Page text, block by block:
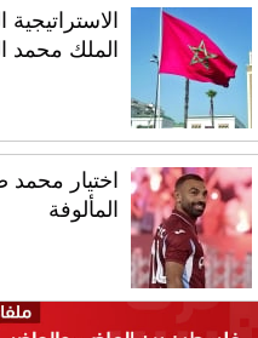
الملك محمد
اختيار محمد
المألوفة